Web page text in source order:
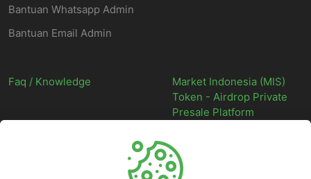
Bantuan Whatsapp Admin
Bantuan Email Admin
Faq / Knowledge
Market Indonesia (MIS)
Token - Airdrop Private
Presale Platform
Terpercaya - All rights reserved.